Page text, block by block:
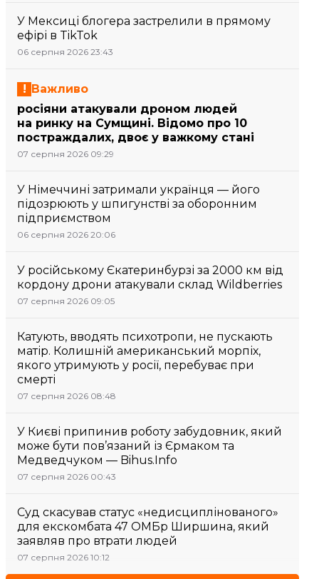
У Мексиці блогера застрелили в прямому
ефірі в TikTok
06 серпня 2026 23:43
Важливо
росіяни атакували дроном людей
на ринку на Сумщині. Відомо про 10
постраждалих, двоє у важкому стані
07 серпня 2026 09:29
У Німеччині затримали українця — його
підозрюють у шпигунстві за оборонним
підприємством
06 серпня 2026 20:06
У російському Єкатеринбурзі за 2000 км від
кордону дрони атакували склад Wildberries
07 серпня 2026 09:05
Катують, вводять психотропи, не пускають
матір. Колишній американський морпіх,
якого утримують у росії, перебуває при
смерті
07 серпня 2026 08:48
У Києві припинив роботу забудовник, який
може бути пов’язаний із Єрмаком та
Медведчуком — Bihus.Info
07 серпня 2026 00:43
Суд скасував статус «недисциплінованого»
для екскомбата 47 ОМБр Ширшина, який
заявляв про втрати людей
07 серпня 2026 10:12